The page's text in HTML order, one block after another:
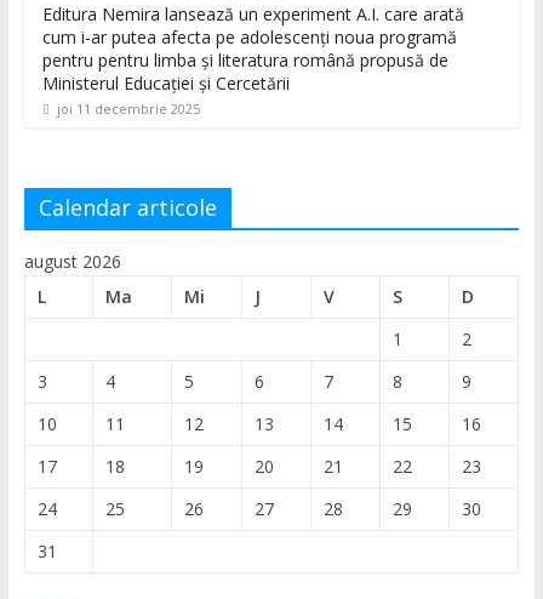
Editura Nemira lansează un experiment A.I. care arată
cum i-ar putea afecta pe adolescenți noua programă
pentru pentru limba și literatura română propusă de
Ministerul Educației și Cercetării
joi 11 decembrie 2025
Calendar articole
august 2026
L
Ma Mi J V S
D
1
2
3
4 5 6 7 8
9
10
11 12 13 14 15
16
17
18 19 20 21 22
23
24
25 26 27 28 29
30
31